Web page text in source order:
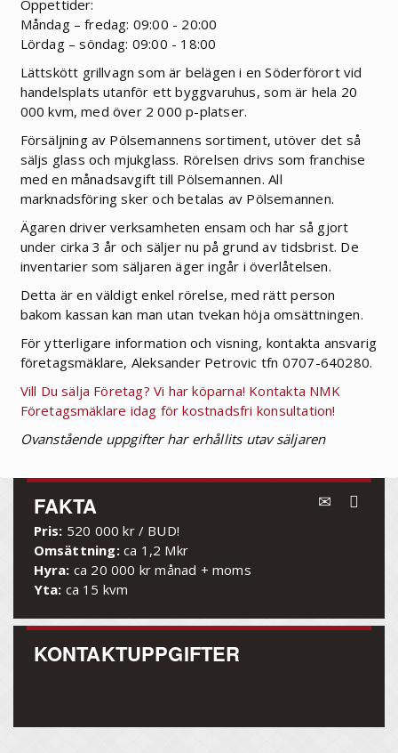
Öppettider:
Måndag – fredag: 09:00 - 20:00
Lördag – söndag: 09:00 - 18:00
Lättskött grillvagn som är belägen i en Söderförort vid
handelsplats utanför ett byggvaruhus, som är hela 20
000 kvm, med över 2 000 p-platser.
Försäljning av Pölsemannens sortiment, utöver det så
säljs glass och mjukglass. Rörelsen drivs som franchise
med en månadsavgift till Pölsemannen. All
marknadsföring sker och betalas av Pölsemannen.
Ägaren driver verksamheten ensam och har så gjort
under cirka 3 år och säljer nu på grund av tidsbrist. De
inventarier som säljaren äger ingår i överlåtelsen.
Detta är en väldigt enkel rörelse, med rätt person
bakom kassan kan man utan tvekan höja omsättningen.
För ytterligare information och visning, kontakta ansvarig
företagsmäklare, Aleksander Petrovic tfn 0707-640280.
Vill Du sälja Företag? Vi har köparna! Kontakta NMK
Företagsmäklare idag för kostnadsfri konsultation!
Ovanstående uppgifter har erhållits utav säljaren
FAKTA
Pris: 520 000 kr / BUD!
Omsättning: ca 1,2 Mkr
Hyra: ca 20 000 kr månad + moms
Yta: ca 15 kvm
KONTAKTUPPGIFTER